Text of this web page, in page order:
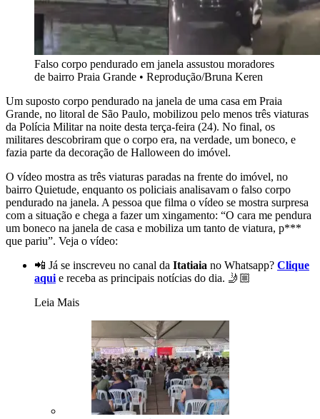
Falso corpo pendurado em janela assustou moradores
de bairro Praia Grande • Reprodução/Bruna Keren
Um suposto corpo pendurado na janela de uma casa em Praia
Grande, no litoral de São Paulo, mobilizou pelo menos três viaturas
da Polícia Militar na noite desta terça-feira (24). No final, os
militares descobriram que o corpo era, na verdade, um boneco, e
fazia parte da decoração de Halloween do imóvel.
O vídeo mostra as três viaturas paradas na frente do imóvel, no
bairro Quietude, enquanto os policiais analisavam o falso corpo
pendurado na janela. A pessoa que filma o vídeo se mostra surpresa
com a situação e chega a fazer um xingamento: “O cara me pendura
um boneco na janela de casa e mobiliza um tanto de viatura, p***
que pariu”. Veja o vídeo:
📲 Já se inscreveu no canal da Itatiaia no Whatsapp? Clique
aqui e receba as principais notícias do dia. 🤳🏼
Leia Mais